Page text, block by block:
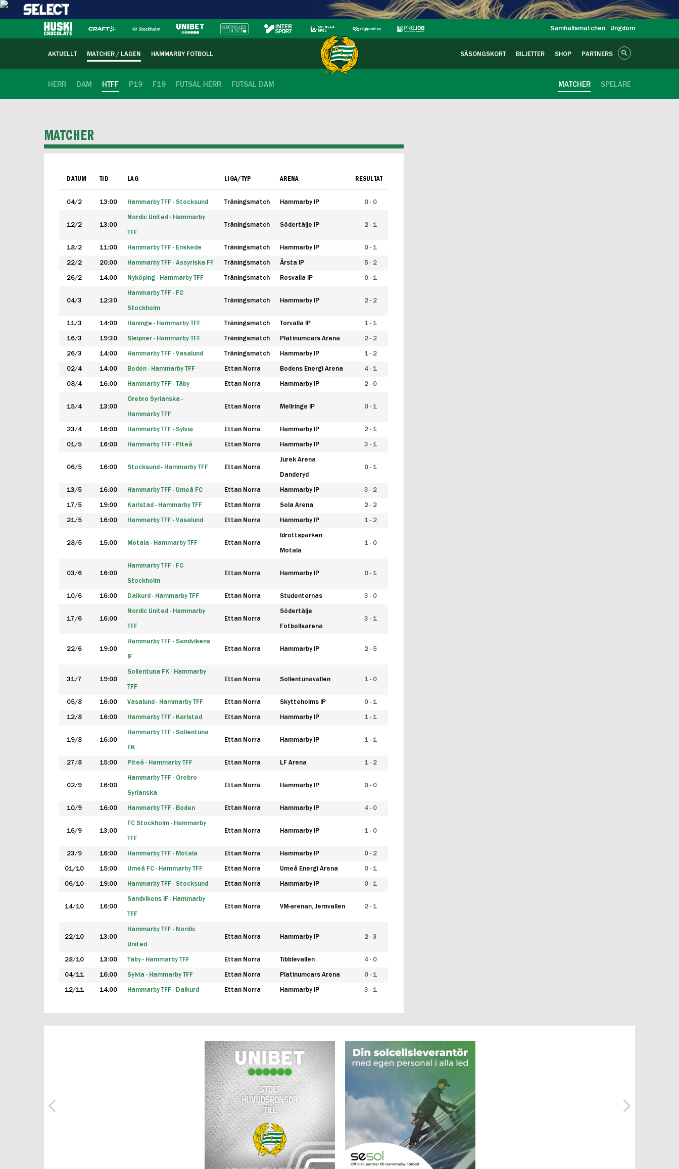
Samhällsmatchen Ungdom
AKTUELLT MATCHER / LAGEN HAMMARBY FOTBOLL SÄSONGSKORT BILJETTER SHOP PARTNERS
HERR DAM HTFF P19 F19 FUTSAL HERR FUTSAL DAM SPELARE
MATCHER
MATCHER
DATUM TID LAG LIGA/TYP ARENA RESULTAT
04/2 13:00 Hammarby TFF - Stocksund Träningsmatch Hammarby IP 0 - 0
12/2 13:00
Nordic United - Hammarby
TFF
Träningsmatch Södertälje IP 2 - 1
18/2 11:00 Hammarby TFF - Enskede Träningsmatch Hammarby IP 0 - 1
22/2 20:00 Hammarby TFF - Assyriska FF Träningsmatch Årsta IP 5 - 2
26/2 14:00 Nyköping - Hammarby TFF Träningsmatch Rosvalla IP 0 - 1
04/3 12:30
Hammarby TFF - FC
Stockholm
Träningsmatch Hammarby IP 2 - 2
11/3 14:00 Haninge - Hammarby TFF Träningsmatch Torvalla IP 1 - 1
16/3 19:30 Sleipner - Hammarby TFF Träningsmatch Platinumcars Arena 2 - 2
26/3 14:00 Hammarby TFF - Vasalund Träningsmatch Hammarby IP 1 - 2
02/4 14:00 Boden - Hammarby TFF Ettan Norra Bodens Energi Arena 4 - 1
08/4 16:00 Hammarby TFF - Täby Ettan Norra Hammarby IP 2 - 0
15/4 13:00
Örebro Syrianska -
Hammarby TFF
Ettan Norra Mellringe IP 0 - 1
23/4 16:00 Hammarby TFF - Sylvia Ettan Norra Hammarby IP 2 - 1
01/5 16:00 Hammarby TFF - Piteå Ettan Norra Hammarby IP 3 - 1
06/5 16:00 Stocksund - Hammarby TFF Ettan Norra
Jurek Arena
Danderyd
0 - 1
13/5 16:00 Hammarby TFF - Umeå FC Ettan Norra Hammarby IP 3 - 2
17/5 19:00 Karlstad - Hammarby TFF Ettan Norra Sola Arena 2 - 2
21/5 16:00 Hammarby TFF - Vasalund Ettan Norra Hammarby IP 1 - 2
28/5 15:00 Motala - Hammarby TFF Ettan Norra
Idrottsparken
Motala
1 - 0
03/6 16:00
Hammarby TFF - FC
Stockholm
Ettan Norra Hammarby IP 0 - 1
10/6 16:00 Dalkurd - Hammarby TFF Ettan Norra Studenternas 3 - 0
17/6 16:00
Nordic United - Hammarby
TFF
Ettan Norra
Södertälje
Fotbollsarena
3 - 1
22/6 19:00
Hammarby TFF - Sandvikens
IF
Ettan Norra Hammarby IP 2 - 5
31/7 19:00
Sollentuna FK - Hammarby
TFF
Ettan Norra Sollentunavallen 1 - 0
05/8 16:00 Vasalund - Hammarby TFF Ettan Norra Skytteholms IP 0 - 1
12/8 16:00 Hammarby TFF - Karlstad Ettan Norra Hammarby IP 1 - 1
19/8 16:00
Hammarby TFF - Sollentuna
FK
Ettan Norra Hammarby IP 1 - 1
27/8 15:00 Piteå - Hammarby TFF Ettan Norra LF Arena 1 - 2
02/9 16:00
Hammarby TFF - Örebro
Syrianska
Ettan Norra Hammarby IP 0 - 0
10/9 16:00 Hammarby TFF - Boden Ettan Norra Hammarby IP 4 - 0
16/9 13:00
FC Stockholm - Hammarby
TFF
Ettan Norra Hammarby IP 1 - 0
23/9 16:00 Hammarby TFF - Motala Ettan Norra Hammarby IP 0 - 2
01/10 15:00 Umeå FC - Hammarby TFF Ettan Norra Umeå Energi Arena 0 - 1
06/10 19:00 Hammarby TFF - Stocksund Ettan Norra Hammarby IP 0 - 1
14/10 16:00
Sandvikens IF - Hammarby
TFF
Ettan Norra VM-arenan, Jernvallen 2 - 1
22/10 13:00
Hammarby TFF - Nordic
United
Ettan Norra Hammarby IP 2 - 3
28/10 13:00 Täby - Hammarby TFF Ettan Norra Tibblevallen 4 - 0
04/11 16:00 Sylvia - Hammarby TFF Ettan Norra Platinumcars Arena 0 - 1
12/11 14:00 Hammarby TFF - Dalkurd Ettan Norra Hammarby IP 3 - 1